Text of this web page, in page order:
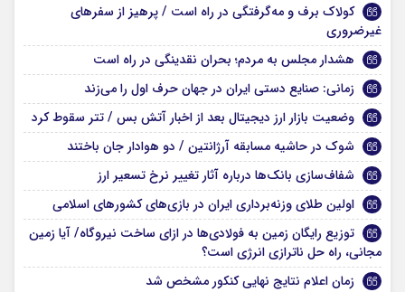
کولاک برف و مه‌گرفتگی در راه است / پرهیز از سفر‌های
غیرضروری
هشدار مجلس به مردم؛ بحران نقدینگی در راه است
زمانی: صنایع دستی ایران در جهان حرف اول را می‌زند
وضعیت بازار ارز دیجیتال بعد از اخبار آتش بس / تتر سقوط کرد
شوک در حاشیه مسابقه آرژانتین / دو هوادار جان باختند
شفاف‌سازی بانک‌ها درباره آثار تغییر نرخ تسعیر ارز
اولین طلای وزنه‌برداری ایران در بازی‌های کشور‌های اسلامی
توزیع رایگان زمین به فولادی‌ها در ازای ساخت نیروگاه/ آیا زمین
مجانی، راه حل ناترازی انرژی است؟
زمان اعلام نتایج نهایی کنکور مشخص شد